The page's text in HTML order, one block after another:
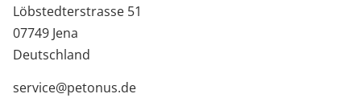
Löbstedterstrasse 51
07749 Jena
Deutschland
service@petonus.de